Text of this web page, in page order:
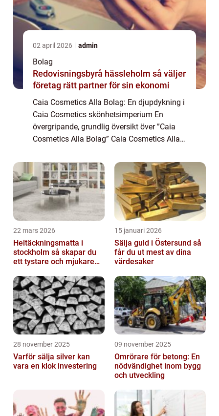
02 april 2026 admin
Bolag
Redovisningsbyrå hässleholm så väljer
företag rätt partner för sin ekonomi
Caia Cosmetics Alla Bolag: En djupdykning i
Caia Cosmetics skönhetsimperium En
övergripande, grundlig översikt över ”Caia
Cosmetics Alla Bolag” Caia Cosmetics Alla
skönhetsimperium som består av flera ol...
22 mars 2026
Heltäckningsmatta i
stockholm så skapar du
ett tystare och mjukare
15 januari 2026
Sälja guld i Östersund så
får du ut mest av dina
värdesaker
28 november 2025
Varför sälja silver kan
vara en klok investering
09 november 2025
Omrörare för betong: En
nödvändighet inom bygg
och utveckling